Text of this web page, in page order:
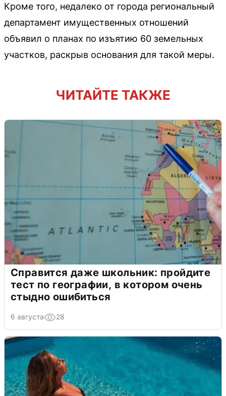
Кроме того, недалеко от города региональный
департамент имущественных отношений
объявил о планах по изъятию 60 земельных
участков, раскрыв основания для такой меры.
ЧИТАЙТЕ ТАКЖЕ
Справится даже школьник: пройдите
тест по географии, в котором очень
стыдно ошибиться
6 августа 28